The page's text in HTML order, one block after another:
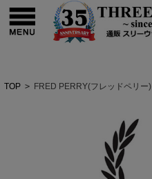
TOP > FRED PERRY(フレッドペリー)